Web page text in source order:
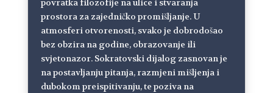
povratka filozofije na ulice i stvaranja
prostora za zajedničko promišljanje. U
atmosferi otvorenosti, svako je dobrodošao
bez obzira na godine, obrazovanje ili
svjetonazor. Sokratovski dijalog zasnovan je
na postavljanju pitanja, razmjeni mišljenja i
dubokom preispitivanju, te poziva na